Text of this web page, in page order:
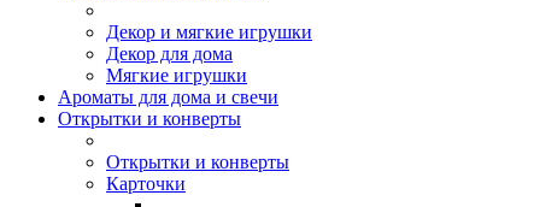
Декор и мягкие игрушки
Декор для дома
Мягкие игрушки
Ароматы для дома и свечи
Открытки и конверты
Открытки и конверты
Карточки